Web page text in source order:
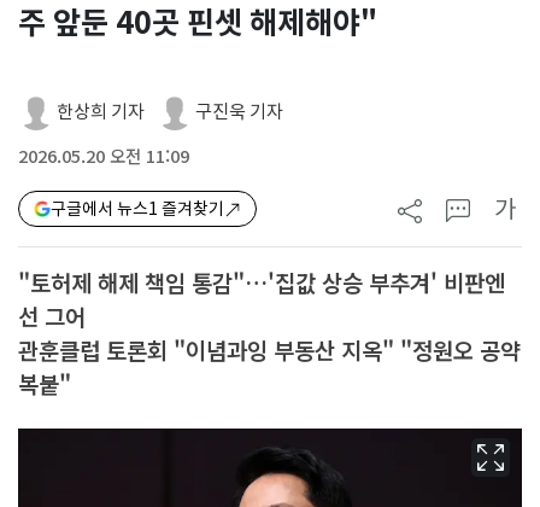
주 앞둔 40곳 핀셋 해제해야"
한상희 기자 구진욱 기자
2026.05.20 오전 11:09
구글에서 뉴스1 즐겨찾기 가
"토허제 해제 책임 통감"…'집값 상승 부추겨' 비판엔
선 그어
관훈클럽 토론회 "이념과잉 부동산 지옥" "정원오 공약
복붙"